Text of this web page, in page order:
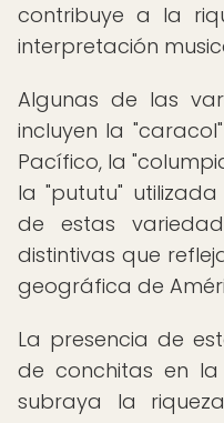
contribuye a la
interpretación
Algunas de las
incluyen la
Pacífico, la
la "pututu"
de estas
distintivas que
geográfica de
La presencia de
de conchitas en la
subraya la